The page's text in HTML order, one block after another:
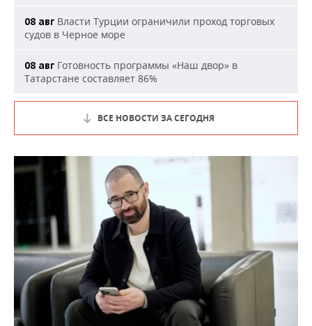
08 авг Власти Турции ограничили проход торговых
судов в Черное море
08 авг Готовность программы «Наш двор» в
Татарстане составляет 86%
ВСЕ НОВОСТИ ЗА СЕГОДНЯ